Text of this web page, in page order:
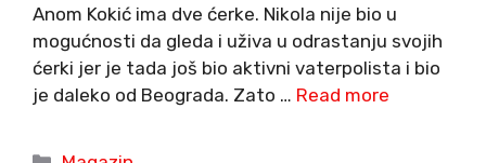
Anom Kokić ima dve ćerke. Nikola nije bio u
mogućnosti da gleda i uživa u odrastanju svojih
ćerki jer je tada još bio aktivni vaterpolista i bio
je daleko od Beograda. Zato … Read more
Categories